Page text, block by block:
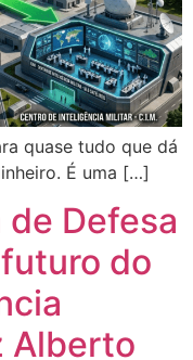
quase tudo que dá
É uma […]
Defesa
do
Alberto